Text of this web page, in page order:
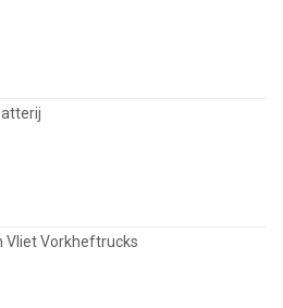
Vliet Vorkheftrucks